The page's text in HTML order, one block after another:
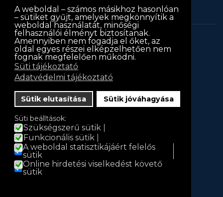
A weboldal – számos másikhoz hasonlóan
– sütiket gyűjt, amelyek megkönnyítik a
weboldal használatát, minőségi
felhasználói élményt biztosítanak.
Amennyiben nem fogadja el őket, az
oldal egyes részei elképzelhetően nem
fognak megfelelően működni.
Süti tájékoztató
Adatvédelmi tájékoztató
Sütik elutasítása Sütik jóváhagyása
Süti beálltások:
Szükségszerű sütik
Funkcionális sütik
A weboldal statisztikájáért felelős
sütik
Online hirdetési viselkedést követő
sütik
keritessablon.hu © 2013keritessablon.hu. Minden jog
fenntartva
Iratkozz fel hírlevelünkre!
Hírlevél
E-mail